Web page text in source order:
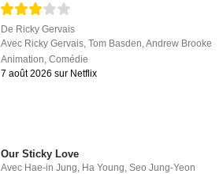
De Ricky Gervais
Avec Ricky Gervais,Tom Basden,Andrew Brooke
Animation,Comédie
7 août 2026 sur Netflix
Our Sticky Love
Avec Hae-in Jung Ha Young ,Seo Jung-Yeon